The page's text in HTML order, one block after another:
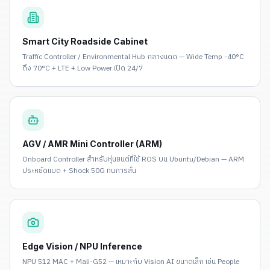
Smart City Roadside Cabinet
Traffic Controller / Environmental Hub กลางแดด — Wide Temp -40°C
ถึง 70°C + LTE + Low Power เปิด 24/7
AGV / AMR Mini Controller (ARM)
Onboard Controller สำหรับหุ่นยนต์ที่ใช้ ROS บน Ubuntu/Debian — ARM
ประหยัดแบต + Shock 50G ทนการสั่น
Edge Vision / NPU Inference
NPU 512 MAC + Mali-G52 — เหมาะกับ Vision AI ขนาดเล็ก เช่น People